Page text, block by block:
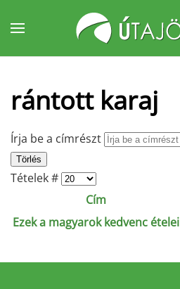
Fő tartalom átugrása
rántott karaj
Írja be a címrészt
Törlés
Tételek #
Cím
Ezek a magyarok kedvenc ételei